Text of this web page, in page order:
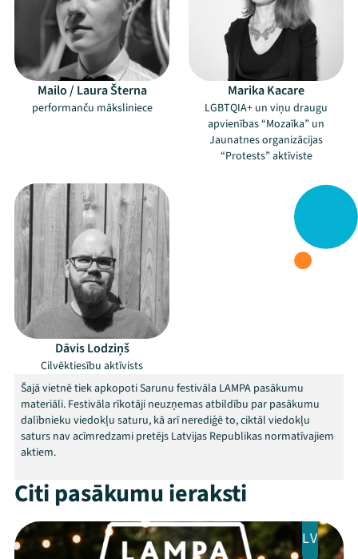
Mana programma
Mailo / Laura Šterna
performanču māksliniece
Marika Kacare
LGBTQIA+ un viņu draugu
apvienības “Mozaīka” un
Jaunatnes organizācijas
“Protests” aktīviste
Dāvis Lodziņš
Cilvēktiesību aktīvists
Šajā vietnē tiek apkopoti Sarunu festivāla LAMPA pasākumu
materiāli. Festivāla rīkotāji neuzņemas atbildību par pasākumu
dalībnieku viedokļu saturu, kā arī nerediģē to, ciktāl viedokļu
saturs nav acīmredzami pretējs Latvijas Republikas normatīvajiem
aktiem.
Citi pasākumu ieraksti
LV